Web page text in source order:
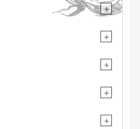
+
+
+
+
+